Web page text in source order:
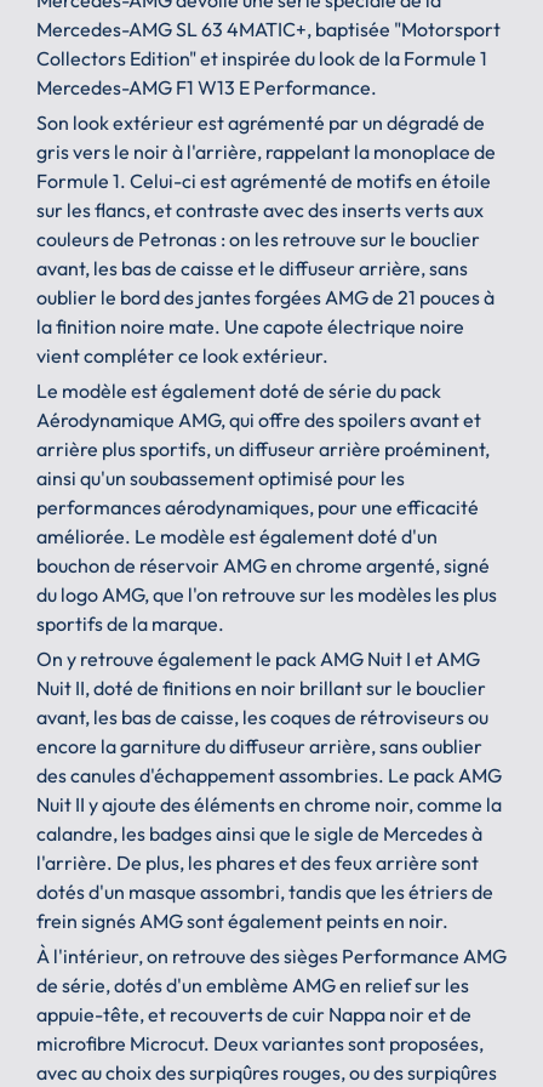
Mercedes-AMG SL 63 4MATIC+, baptisée "Motorsport
Collectors Edition" et inspirée du look de la Formule 1
Mercedes-AMG F1 W13 E Performance.
Son look extérieur est agrémenté par un dégradé de
gris vers le noir à l'arrière, rappelant la monoplace de
Formule 1. Celui-ci est agrémenté de motifs en étoile
sur les flancs, et contraste avec des inserts verts aux
couleurs de Petronas : on les retrouve sur le bouclier
avant, les bas de caisse et le diffuseur arrière, sans
oublier le bord des jantes forgées AMG de 21 pouces à
la finition noire mate. Une capote électrique noire
vient compléter ce look extérieur.
Le modèle est également doté de série du pack
Aérodynamique AMG, qui offre des spoilers avant et
arrière plus sportifs, un diffuseur arrière proéminent,
ainsi qu'un soubassement optimisé pour les
performances aérodynamiques, pour une efficacité
améliorée. Le modèle est également doté d'un
bouchon de réservoir AMG en chrome argenté, signé
du logo AMG, que l'on retrouve sur les modèles les plus
sportifs de la marque.
On y retrouve également le pack AMG Nuit I et AMG
Nuit II, doté de finitions en noir brillant sur le bouclier
avant, les bas de caisse, les coques de rétroviseurs ou
encore la garniture du diffuseur arrière, sans oublier
des canules d'échappement assombries. Le pack AMG
Nuit II y ajoute des éléments en chrome noir, comme la
calandre, les badges ainsi que le sigle de Mercedes à
l'arrière. De plus, les phares et des feux arrière sont
dotés d'un masque assombri, tandis que les étriers de
frein signés AMG sont également peints en noir.
À l'intérieur, on retrouve des sièges Performance AMG
de série, dotés d'un emblème AMG en relief sur les
appuie-tête, et recouverts de cuir Nappa noir et de
microfibre Microcut. Deux variantes sont proposées,
avec au choix des surpiqûres rouges, ou des surpiqûres